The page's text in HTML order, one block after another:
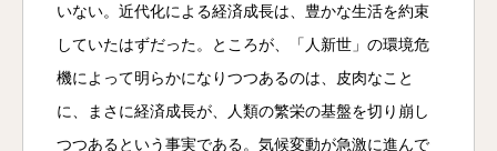
いない。近代化による経済成長は、豊かな生活を約束
していたはずだった。ところが、「人新世」の環境危
機によって明らかになりつつあるのは、皮肉なこと
に、まさに経済成長が、人類の繁栄の基盤を切り崩し
つつあるという事実である。気候変動が急激に進んで